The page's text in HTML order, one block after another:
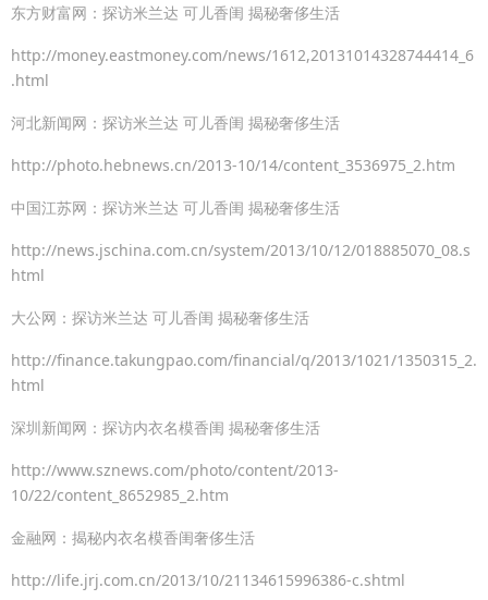
东方财富网：探访米兰达 可儿香闺 揭秘奢侈生活
http://money.eastmoney.com/news/1612,20131014328744414_6
.html
河北新闻网：探访米兰达 可儿香闺 揭秘奢侈生活
http://photo.hebnews.cn/2013-10/14/content_3536975_2.htm
中国江苏网：探访米兰达 可儿香闺 揭秘奢侈生活
http://news.jschina.com.cn/system/2013/10/12/018885070_08.s
html
大公网：探访米兰达 可儿香闺 揭秘奢侈生活
http://finance.takungpao.com/financial/q/2013/1021/1350315_2.
html
深圳新闻网：探访内衣名模香闺 揭秘奢侈生活
http://www.sznews.com/photo/content/2013-
10/22/content_8652985_2.htm
金融网：揭秘内衣名模香闺奢侈生活
http://life.jrj.com.cn/2013/10/21134615996386-c.shtml